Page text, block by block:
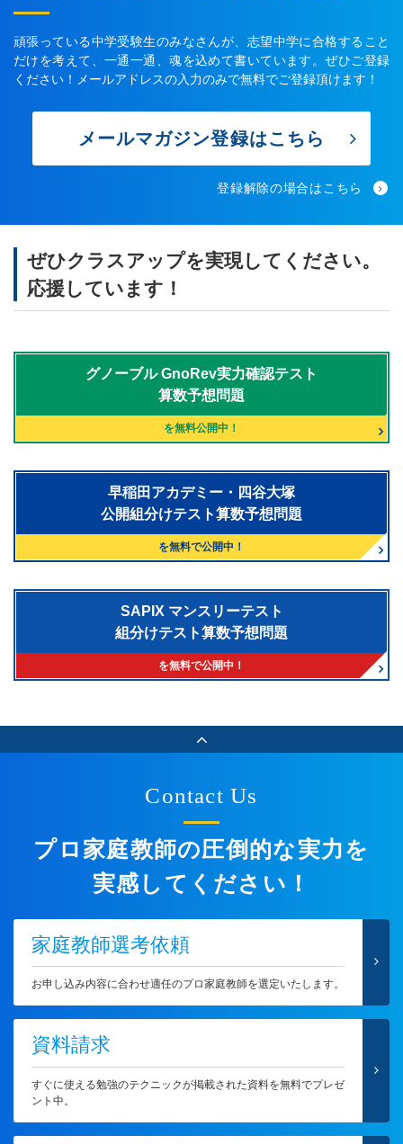
頑張っている中学受験生のみなさんが、志望中学に合格すること
だけを考えて、一通一通、魂を込めて書いています。ぜひご登録
ください！メールアドレスの入力のみで無料でご登録頂けます！
メールマガジン登録はこちら
登録解除の場合はこちら
ぜひクラスアップを実現してください。
応援しています！
グノーブルGnoRev実力確認テスト
算数予想問題
を無料公開中！
早稲田アカデミー・四谷大塚
公開組分けテスト算数予想問題
を無料で公開中！
SAPIX マンスリーテスト
組分けテスト算数予想問題
を無料で公開中！
Contact Us
プロ家庭教師の圧倒的な実力を
実感してください！
家庭教師選考依頼
お申し込み内容に合わせ適任のプロ家庭教師を選定いたします。
資料請求
すぐに使える勉強のテクニックが掲載された資料を無料でプレゼ
ント中。